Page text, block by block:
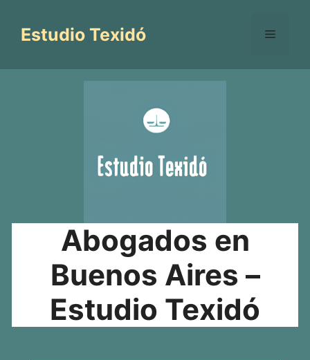
contenido
Estudio Texidó Menú
Abogados en
Buenos Aires –
Estudio Texidó